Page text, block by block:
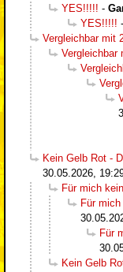
YES!!!!! -
YES!!!!! -
Vergleichbar mit
Vergleichbar
Kein Gelb Rot -
30.05.2026,
Für mich
Für
Für
Kein Gelb